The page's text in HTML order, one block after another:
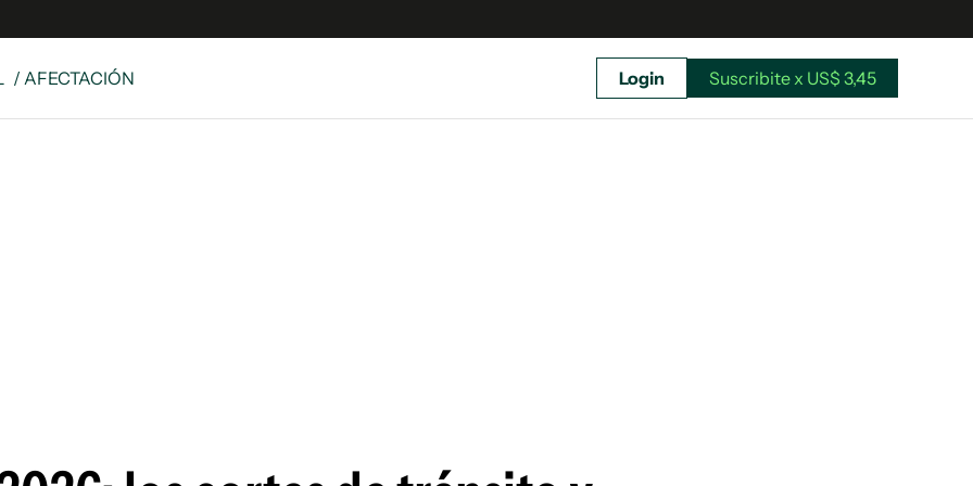
/ AFECTACIÓN Login Suscribite x US$ 3,45